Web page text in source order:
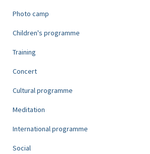
Photo camp
Children's programme
Training
Concert
Cultural programme
Meditation
International programme
Social